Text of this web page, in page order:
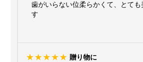
歯がいらない位柔らかくて、とて
す
贈り物に